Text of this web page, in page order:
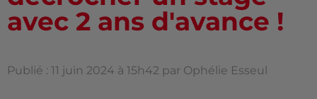
avec 2 ans d'avance !
Publié : 11 juin 2024 à 15h42 par Ophélie Esseul